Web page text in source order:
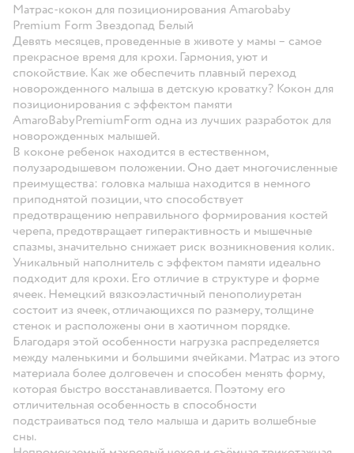
Матрас-кокон для позиционирования Amarobaby
Premium Form Звездопад Белый
Девять месяцев, проведенные в животе у мамы – самое
прекрасное время для крохи. Гармония, уют и
спокойствие. Как же обеспечить плавный переход
новорожденного малыша в детскую кроватку? Кокон для
позиционирования с эффектом памяти
AmaroBabyPremiumForm одна из лучших разработок для
новорожденных малышей.
В коконе ребенок находится в естественном,
полузародышевом положении. Оно дает многочисленные
преимущества: головка малыша находится в немного
приподнятой позиции, что способствует
предотвращению неправильного формирования костей
черепа, предотвращает гиперактивность и мышечные
спазмы, значительно снижает риск возникновения колик.
Уникальный наполнитель с эффектом памяти идеально
подходит для крохи. Его отличие в структуре и форме
ячеек. Немецкий вязкоэластичный пенополиуретан
состоит из ячеек, отличающихся по размеру, толщине
стенок и расположены они в хаотичном порядке.
Благодаря этой особенности нагрузка распределяется
между маленькими и большими ячейками. Матрас из этого
материала более долговечен и способен менять форму,
которая быстро восстанавливается. Поэтому его
отличительная особенность в способности
подстраиваться под тело малыша и дарить волшебные
сны.